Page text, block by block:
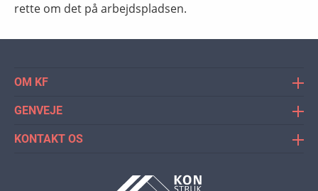
rette om det på arbejdspladsen.
OM KF
Konstruktørforeningen (KF) er
Danmarks største netværk for
også faglig organisation for andre
GENVEJE
Meld dig ind
Se KF's medlemsfordele
KONTAKT OS
Alle hverdage kl. 10.00-15.00